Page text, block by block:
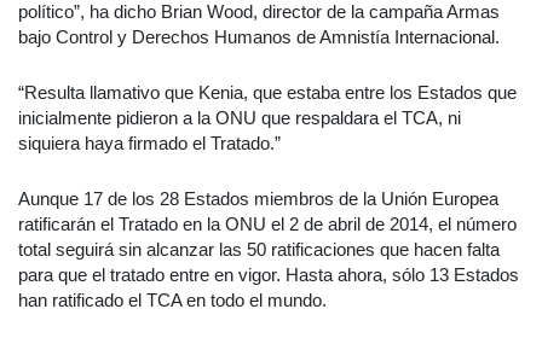
político”, ha dicho Brian Wood, director de la campaña Armas
bajo Control y Derechos Humanos de Amnistía Internacional.
“Resulta llamativo que Kenia, que estaba entre los Estados que
inicialmente pidieron a la ONU que respaldara el TCA, ni
siquiera haya firmado el Tratado.”
Aunque 17 de los 28 Estados miembros de la Unión Europea
ratificarán el Tratado en la ONU el 2 de abril de 2014, el número
total seguirá sin alcanzar las 50 ratificaciones que hacen falta
para que el tratado entre en vigor. Hasta ahora, sólo 13 Estados
han ratificado el TCA en todo el mundo.